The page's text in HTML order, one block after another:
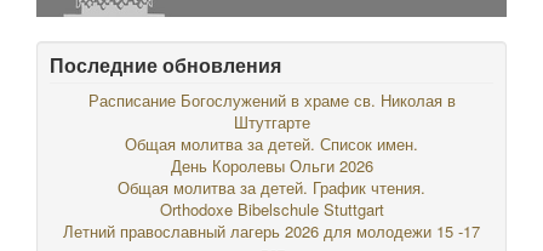
Последние обновления
Расписание Богослужений в храме св. Николая в
Штутгарте
Общая молитва за детей. Список имен.
День Королевы Ольги 2026
Общая молитва за детей. График чтения.
Orthodoxe Bibelschule Stuttgart
Летний православный лагерь 2026 для молодежи 15 -17